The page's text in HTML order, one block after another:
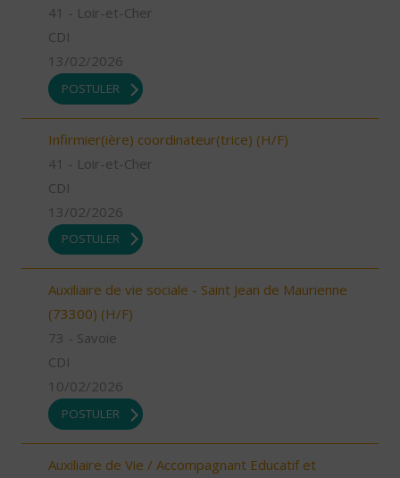
41 - Loir-et-Cher
CDI
13/02/2026
POSTULER
Infirmier(ière) coordinateur(trice) (H/F)
41 - Loir-et-Cher
CDI
13/02/2026
POSTULER
Auxiliaire de vie sociale - Saint Jean de Maurienne
(73300) (H/F)
73 - Savoie
CDI
10/02/2026
POSTULER
Auxiliaire de Vie / Accompagnant Educatif et